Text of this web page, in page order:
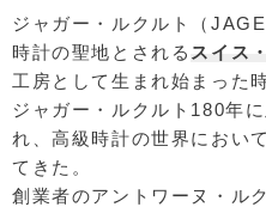
ジャガー・ルクルト（
時計の聖地とされる スイス
工房として生まれ始まった
ジャガー・ルクルト180年
れ、高級時計の世界におい
てきた。
創業者のアントワーヌ・ル